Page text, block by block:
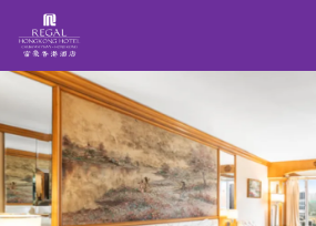
跳
到
主
要
内
图